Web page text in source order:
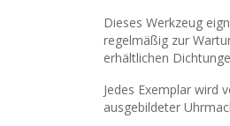
Dieses Werkzeug
regelmäßig zur
erhältlichen
Jedes Exemplar wird
ausgebildeter